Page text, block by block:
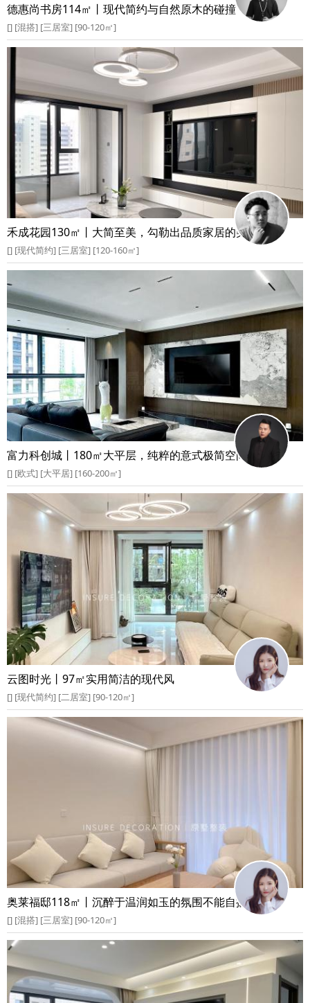
德惠尚书房114㎡丨现代简约与自然原木的碰撞
[] [混搭] [三居室] [90-120㎡]
禾成花园130㎡丨大简至美，勾勒出品质家居的美好空间
[] [现代简约] [三居室] [120-160㎡]
富力科创城丨180㎡大平层，纯粹的意式极简空间
[] [欧式] [大平居] [160-200㎡]
云图时光丨97㎡实用简洁的现代风
[] [现代简约] [二居室] [90-120㎡]
奥莱福邸118㎡丨沉醉于温润如玉的氛围不能自拔
[] [混搭] [三居室] [90-120㎡]